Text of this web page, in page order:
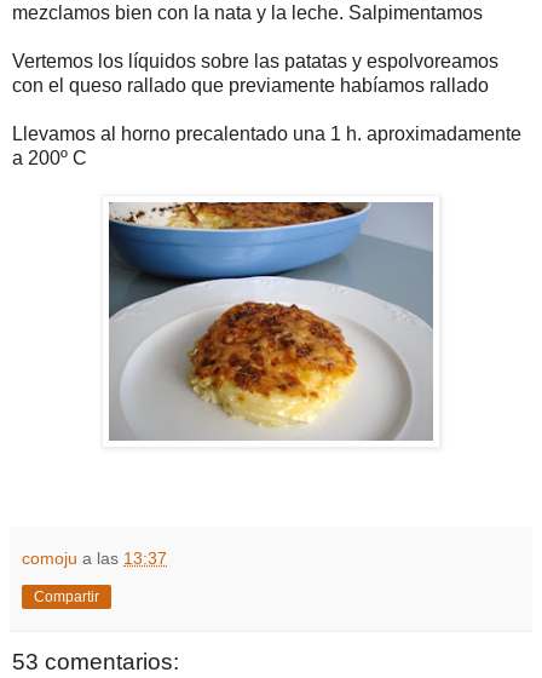
mezclamos bien con la nata y la leche. Salpimentamos
Vertemos los líquidos sobre las patatas y espolvoreamos
con el queso rallado que previamente habíamos rallado
Llevamos al horno precalentado una 1 h. aproximadamente
a 200º C
comoju a las 13:37
Compartir
53 comentarios: